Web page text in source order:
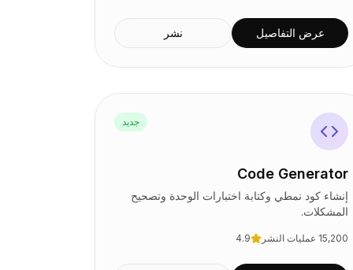
عرض التفاصيل نشر
جديد
Code Generator
إنشاء كود نمطي وكتابة اختبارات الوحدة وتصحيح
المشكلات.
15,200 عمليات النشر 4.9